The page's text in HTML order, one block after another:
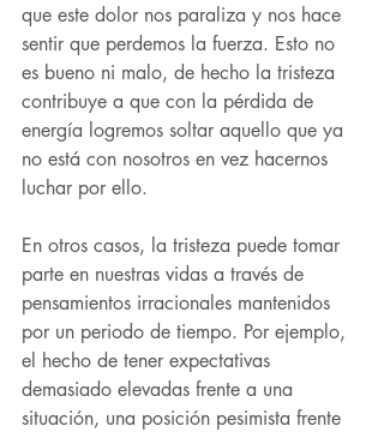
que este dolor nos paraliza y nos hace
sentir que perdemos la fuerza. Esto no
es bueno ni malo, de hecho la tristeza
contribuye a que con la pérdida de
energía logremos soltar aquello que ya
no está con nosotros en vez hacernos
luchar por ello.
En otros casos, la tristeza puede tomar
parte en nuestras vidas a través de
pensamientos irracionales mantenidos
por un periodo de tiempo. Por ejemplo,
el hecho de tener expectativas
demasiado elevadas frente a una
situación, una posición pesimista frente